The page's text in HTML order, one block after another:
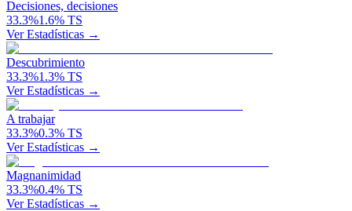
Decisiones, decisiones
33.3%1.6% TS
Ver Estadísticas →
Descubrimiento
33.3%1.3% TS
Ver Estadísticas →
A trabajar
33.3%0.3% TS
Ver Estadísticas →
Magnanimidad
33.3%0.4% TS
Ver Estadísticas →